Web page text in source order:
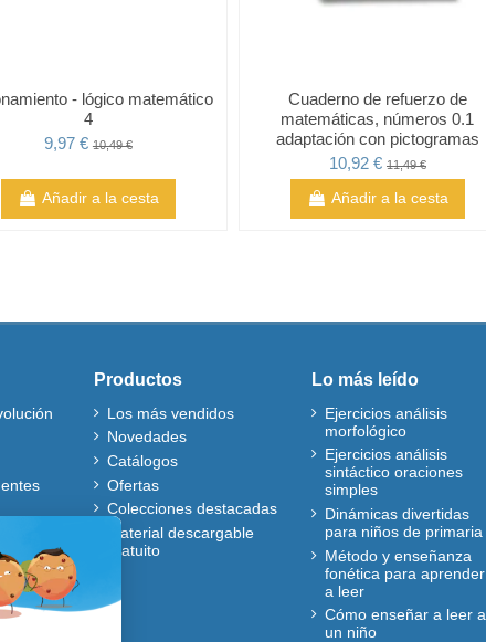
- lógico matemático
4
9,97 € 10,49 €
Añadir a la cesta
Cuaderno de refuerzo de
matemáticas, números 0.1
adaptación con pictogramas
10,92 € 11,49 €
Añadir a la cesta
en
Productos
Los más vendidos
Novedades
Catálogos
Ofertas
Colecciones destacadas
Material descargable
gratuito
Lo más leído
Ejercicios análisis
morfológico
Ejercicios análisis
sintáctico oraciones
simples
Dinámicas divertidas
para niños de primaria
Método y enseñanza
fonética para aprender
a leer
Cómo enseñar a leer a
un niño